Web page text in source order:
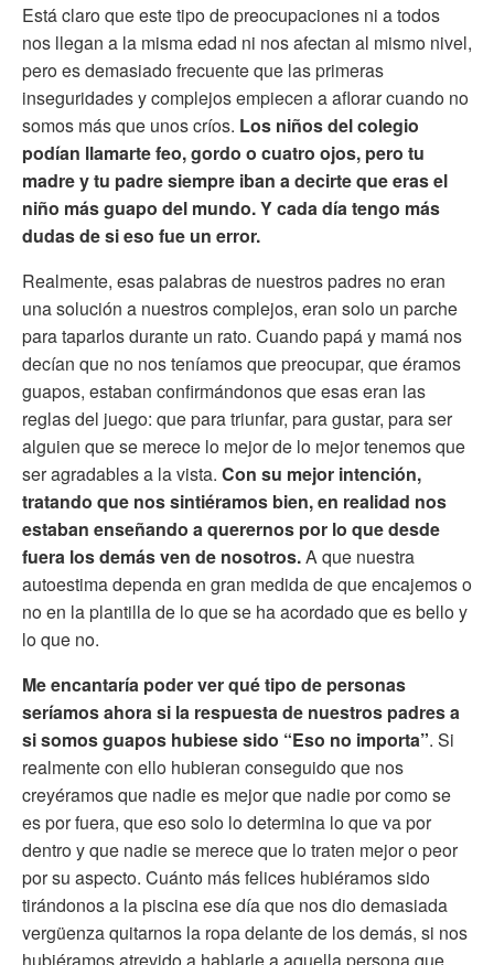
Está claro que este tipo de preocupaciones ni a todos
nos llegan a la misma edad ni nos afectan al mismo nivel,
pero es demasiado frecuente que las primeras
inseguridades y complejos empiecen a aflorar cuando no
somos más que unos críos. Los niños del colegio
podían llamarte feo, gordo o cuatro ojos, pero tu
madre y tu padre siempre iban a decirte que eras el
niño más guapo del mundo. Y cada día tengo más
dudas de si eso fue un error.
Realmente, esas palabras de nuestros padres no eran
una solución a nuestros complejos, eran solo un parche
para taparlos durante un rato. Cuando papá y mamá nos
decían que no nos teníamos que preocupar, que éramos
guapos, estaban confirmándonos que esas eran las
reglas del juego: que para triunfar, para gustar, para ser
alguien que se merece lo mejor de lo mejor tenemos que
ser agradables a la vista. Con su mejor intención,
tratando que nos sintiéramos bien, en realidad nos
estaban enseñando a querernos por lo que desde
fuera los demás ven de nosotros.A que nuestra
autoestima dependa en gran medida de que encajemos o
no en la plantilla de lo que se ha acordado que es bello y
lo que no.
Me encantaría poder ver qué tipo de personas
seríamos ahora si la respuesta de nuestros padres a
si somos guapos hubiese sido “Eso no importa”. Si
realmente con ello hubieran conseguido que nos
creyéramos que nadie es mejor que nadie por como se
es por fuera, que eso solo lo determina lo que va por
dentro y que nadie se merece que lo traten mejor o peor
por su aspecto. Cuánto más felices hubiéramos sido
tirándonos a la piscina ese día que nos dio demasiada
vergüenza quitarnos la ropa delante de los demás, si nos